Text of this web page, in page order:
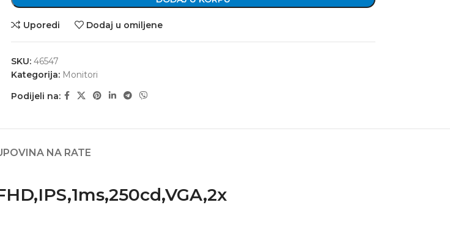
Uporedi Dodaj u omiljene
SKU: 46547
Kategorija: Monitori
Podijeli na:
NA RATE